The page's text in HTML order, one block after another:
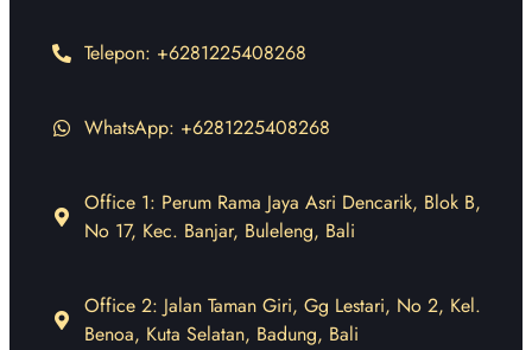
Telepon: +6281225408268
WhatsApp: +6281225408268
Office 1: Perum Rama Jaya Asri Dencarik, Blok B,
No 17, Kec. Banjar, Buleleng, Bali
Office 2: Jalan Taman Giri, Gg Lestari, No 2, Kel.
Benoa, Kuta Selatan, Badung, Bali